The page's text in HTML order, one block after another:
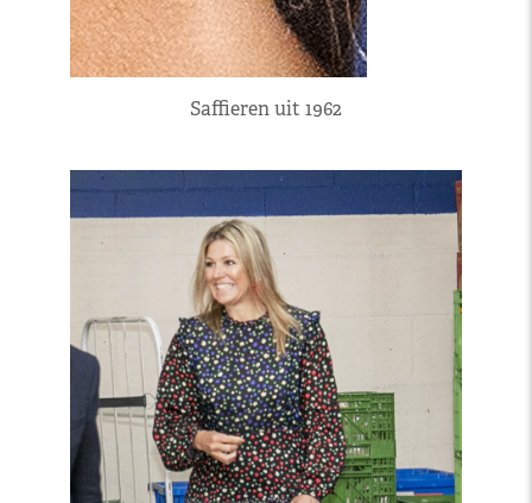
Saffieren uit 1962